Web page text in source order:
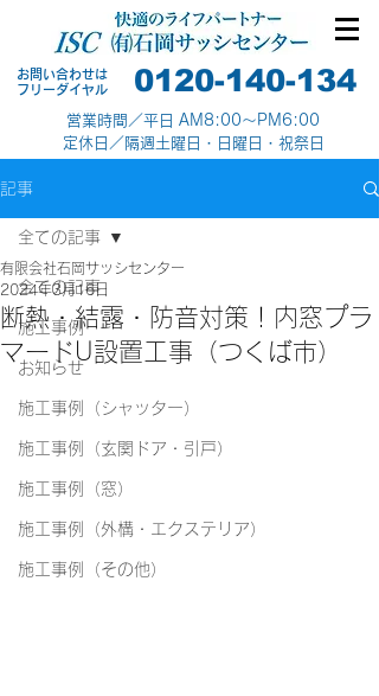
お問い合わせは
​フリーダイヤル
0120-140-134
営業時間／平日 AM8:00～PM6:00
定休日／隔週土曜日・日曜日・祝祭日
記事
全ての記事
施工事例
お知らせ
施工事例（シャッター）
施工事例（玄関ドア・引戸）
施工事例（窓）
施工事例（外構・エクステリア）
施工事例（その他）
全ての記事
断熱・結露・防音対策！内窓プラ
マードU設置工事（つくば市）
有限会社石岡サッシセンター
2024年3月16日